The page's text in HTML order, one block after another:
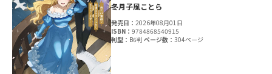
冬月子風ことら
発売日：2026年08月01日
ISBN：9784868540915
判型： B6判ページ数：304ページ